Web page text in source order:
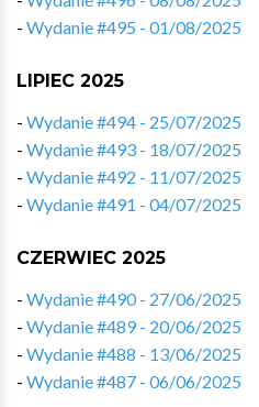
- Wydanie #495 - 01/08/2025
LIPIEC 2025
- Wydanie #494 - 25/07/2025
- Wydanie #493 - 18/07/2025
- Wydanie #492 - 11/07/2025
- Wydanie #491 - 04/07/2025
CZERWIEC 2025
- Wydanie #490 - 27/06/2025
- Wydanie #489 - 20/06/2025
- Wydanie #488 - 13/06/2025
- Wydanie #487 - 06/06/2025